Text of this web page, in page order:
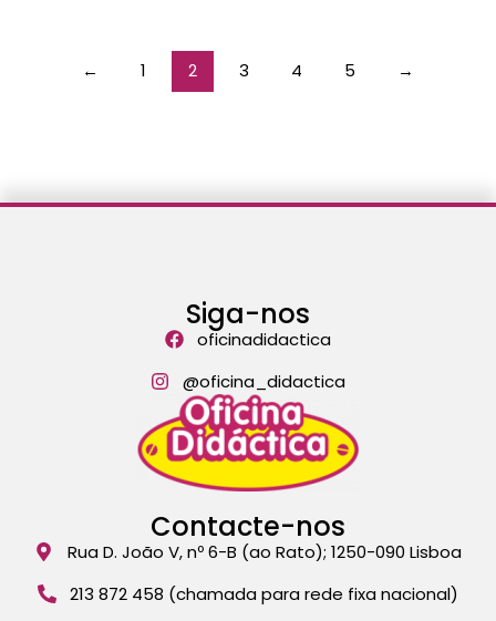
← 1 2 3 4 5 →
Siga-nos
oficinadidactica
@oficina_didactica
Contacte-nos
Rua D. João V, nº 6-B (ao Rato); 1250-090 Lisboa
213 872 458 (chamada para rede fixa nacional)